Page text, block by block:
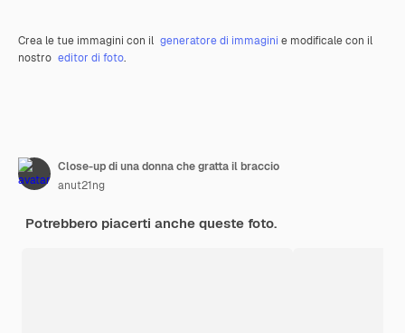
Crea le tue immagini con il generatore di immagini e modificale con il
nostro editor di foto.
Close-up di una donna che gratta il braccio
anut21ng
Potrebbero piacerti anche queste foto.